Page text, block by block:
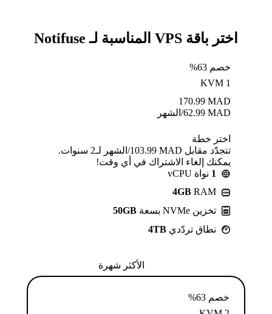
اختر باقة VPS المناسبة لـ Notifuse
خصم 63%
KVM 1
MAD
170.99
MAD
62.99/الشهر
اختر خطة
تتجدّد مقابل MAD ⁦103.99⁩/الشهر لـ2 سنوات.
يمكنك إلغاء الاشتراك في أي وقت!
1 نواة vCPU
4GB RAM
تخزين NVMe بسعة
50GB
نطاق تردّدي 4TB
الأكثر شهرة
خصم 63%